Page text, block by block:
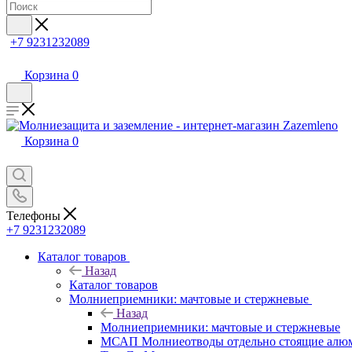
+7 9231232089
Корзина 0
Корзина 0
Телефоны
+7 9231232089
Каталог товаров
Назад
Каталог товаров
Молниеприемники: мачтовые и стержневые
Назад
Молниеприемники: мачтовые и стержневые
МСАП Молниеотводы отдельно стоящие